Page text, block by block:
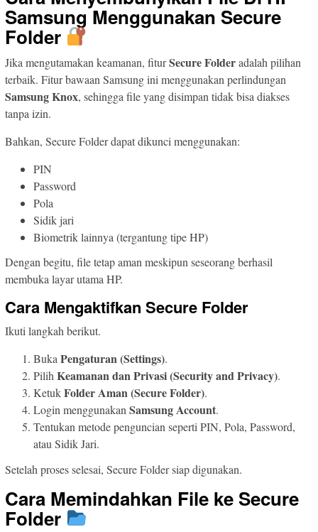
Samsung Menggunakan Secure
Folder
Jika mengutamakan keamanan, fiturSecure Folderadalah pilihan
terbaik. Fitur bawaan Samsung ini menggunakan perlindungan
Samsung Knox, sehingga file yang disimpan tidak bisa diakses
tanpa izin.
Bahkan, Secure Folder dapat dikunci menggunakan:
PIN
Password
Pola
Sidik jari
Biometrik lainnya (tergantung tipe HP)
Dengan begitu, file tetap aman meskipun seseorang berhasil
membuka layar utama HP.
Cara Mengaktifkan Secure Folder
Ikuti langkah berikut.
Buka Pengaturan (Settings).
Pilih Keamanan dan Privasi (Security and Privacy).
KetukFolder Aman (Secure Folder).
Login menggunakan Samsung Account.
Tentukan metode penguncian seperti PIN, Pola, Password,
atau Sidik Jari.
Setelah proses selesai, Secure Folder siap digunakan.
Cara Memindahkan File ke Secure
Folder